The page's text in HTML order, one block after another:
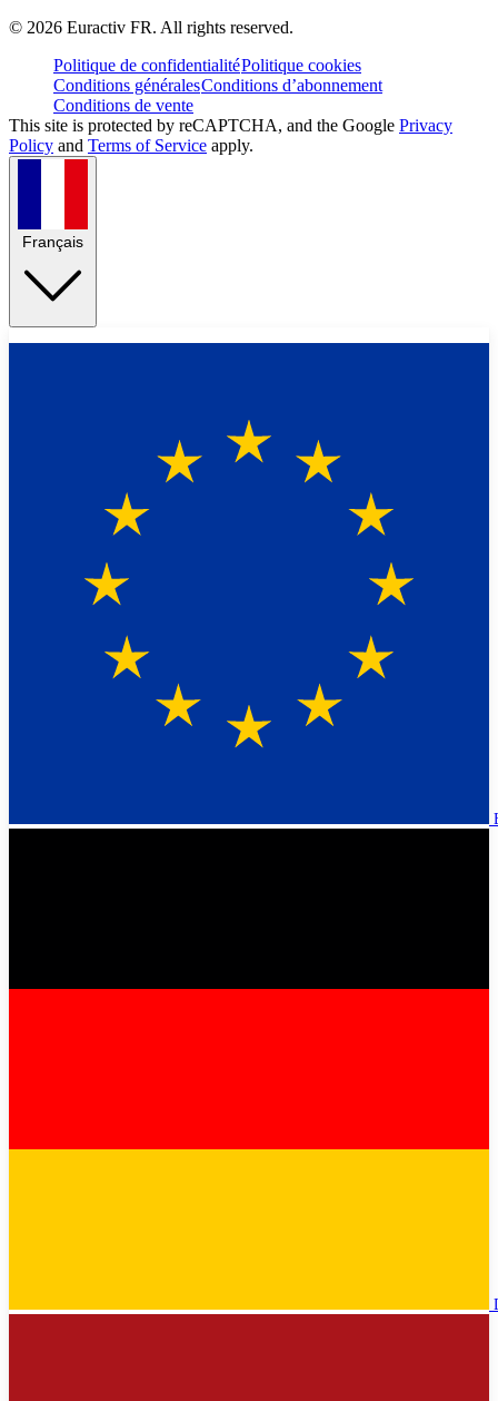
© 2026 Euractiv FR. All rights reserved.
Politique de confidentialitéPolitique cookies
Conditions généralesConditions d’abonnement
Conditions de vente
This site is protected by reCAPTCHA, and the Google Privacy
Policy and Terms of Service apply.
Français